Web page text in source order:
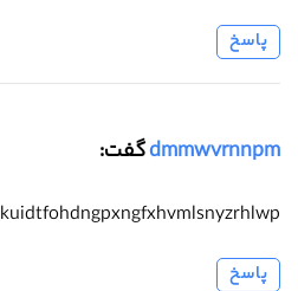
پاسخ
dmmwvrnnpmگفت:
kuidtfohdngpxngfxhvmlsnyzrhlwp
پاسخ